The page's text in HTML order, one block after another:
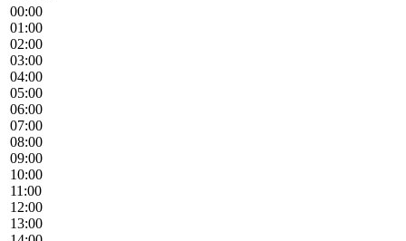
00:00
01:00
02:00
03:00
04:00
05:00
06:00
07:00
08:00
09:00
10:00
11:00
12:00
13:00